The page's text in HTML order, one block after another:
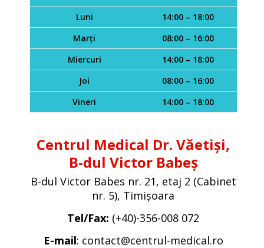
Luni
14:00 – 18:00
Marți
08:00 – 16:00
Miercuri
14:00 – 18:00
Joi
08:00 – 16:00
Vineri
14:00 – 18:00
Centrul Medical Dr. Văetiși,
B-dul Victor Babeș
B-dul Victor Babes nr. 21, etaj 2 (Cabinet
nr. 5), Timișoara
Tel/Fax: (+40)-356-008 072
E-mail: contact@centrul-medical.ro